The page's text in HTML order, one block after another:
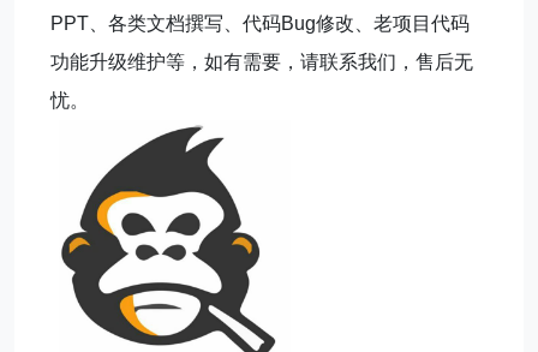
PPT、各类文档撰写、代码Bug修改、老项目代码
功能升级维护等，如有需要，请联系我们，售后无
忧。